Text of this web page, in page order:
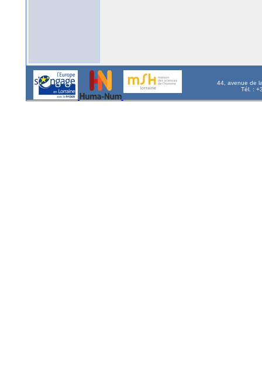
44, avenue de
Tél. :